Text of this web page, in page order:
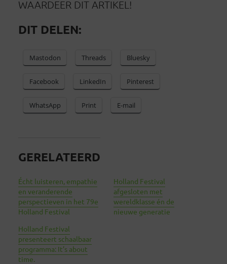
WAARDEER DIT ARTIKEL!
DIT DELEN:
Mastodon Threads Bluesky
Facebook LinkedIn Pinterest
WhatsApp Print E-mail
GERELATEERD
Écht luisteren, empathie
en veranderende
perspectieven in het 79e
Holland Festival
Holland Festival
afgesloten met
wereldklasse én de
nieuwe generatie
Holland Festival
presenteert schaalbaar
programma: It’s about
time.